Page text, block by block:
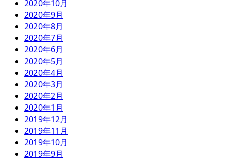
2020年10月
2020年9月
2020年8月
2020年7月
2020年6月
2020年5月
2020年4月
2020年3月
2020年2月
2020年1月
2019年12月
2019年11月
2019年10月
2019年9月